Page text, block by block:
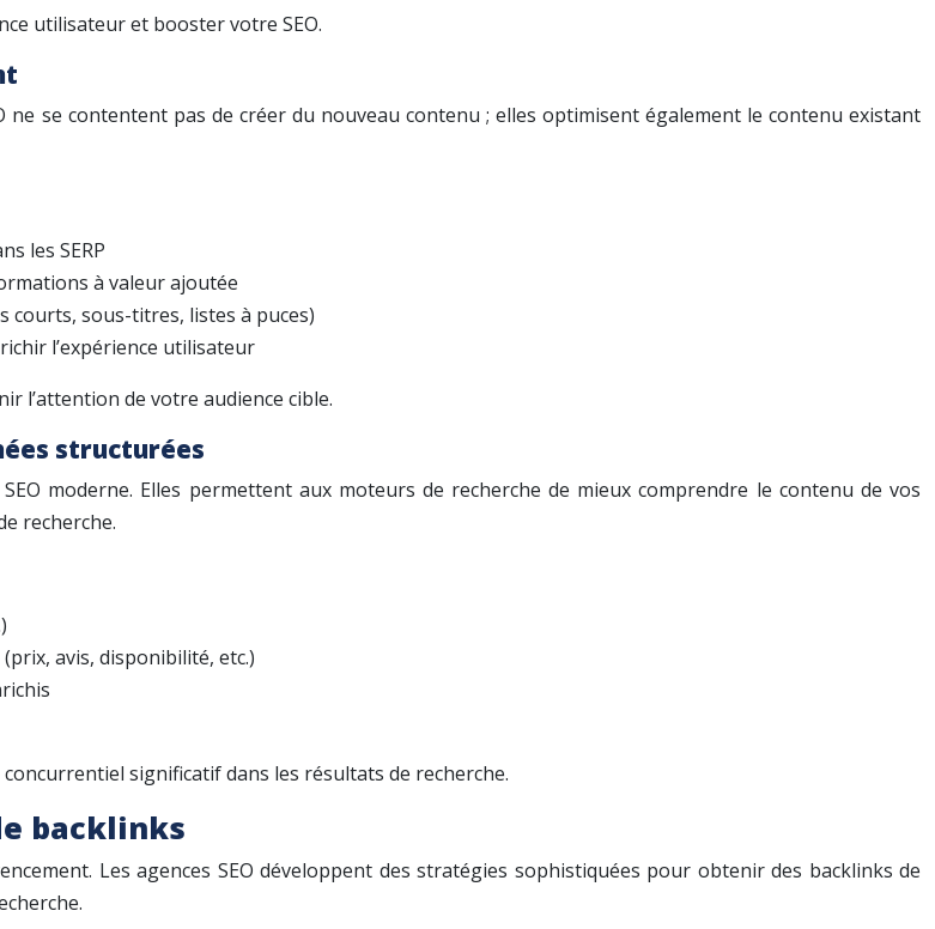
utilisateur et booster votre SEO.
ne se contentent pas de créer du nouveau contenu ; elles optimisent également le contenu existant
les SERP
à valeur ajoutée
courts, sous-titres, listes à puces)
l’expérience utilisateur
l’attention de votre audience cible.
structurées
moderne. Elles permettent aux moteurs de recherche de mieux comprendre le contenu de vos
recherche.
avis, disponibilité, etc.)
significatif dans les résultats de recherche.
backlinks
Les agences SEO développent des stratégies sophistiquées pour obtenir des backlinks de